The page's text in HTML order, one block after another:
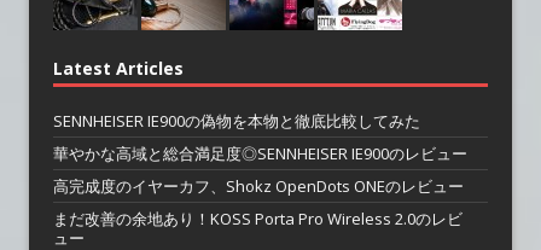
Latest Articles
SENNHEISER IE900の偽物を本物と徹底比較してみた
華やかな高域と総合満足度◎SENNHEISER IE900のレビュー
高完成度のイヤーカフ、Shokz OpenDots ONEのレビュー
まだ改善の余地あり！KOSS Porta Pro Wireless 2.0のレビ
ュー